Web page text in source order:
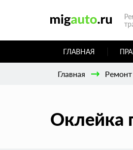
ГЛАВНАЯ
Главная
Оклейка